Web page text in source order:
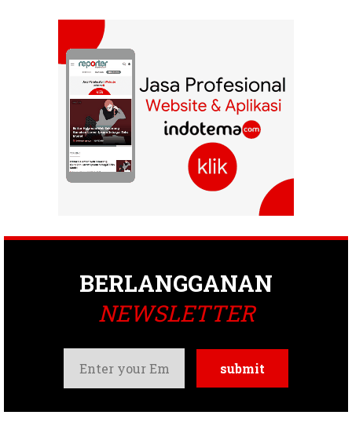
BERLANGGANAN
NEWSLETTER